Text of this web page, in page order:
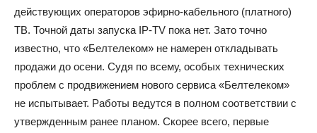
действующих операторов эфирно-кабельного (платного)
ТВ. Точной даты запуска IP-TV пока нет. Зато точно
известно, что «Белтелеком» не намерен откладывать
продажи до осени. Судя по всему, особых технических
проблем с продвижением нового сервиса «Белтелеком»
не испытывает. Работы ведутся в полном соответствии с
утвержденным ранее планом. Cкорее всего, первые